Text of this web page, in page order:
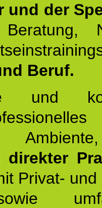
und der
Beratung,
Beruf.
und
direkter
Privat-